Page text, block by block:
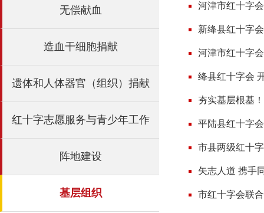
无偿献血
造血干细胞捐献
遗体和人体器官（组织）捐献
红十字志愿服务与青少年工作
阵地建设
基层组织
河津市红十字
新绛县红十字
河津市红十字
绛县红十字会
夯实基层根基
平陆县红十字
市县两级红十
矢志人道 携手
市红十字会联